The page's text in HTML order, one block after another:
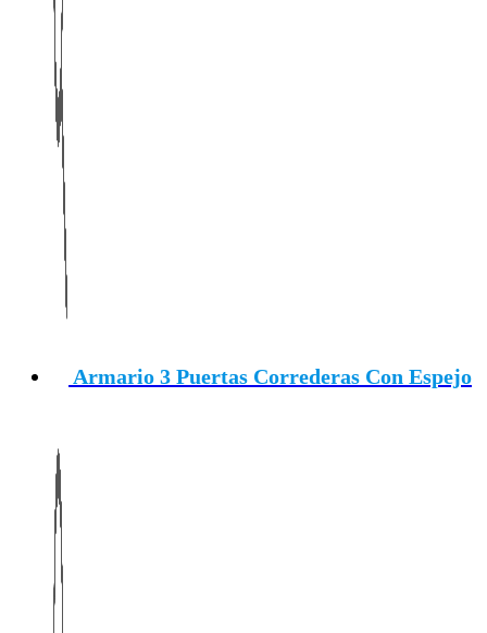
Armario 3 Puertas Correderas Con Espejo